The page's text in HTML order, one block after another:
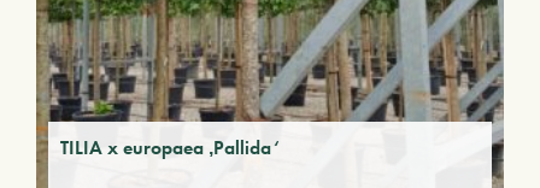
TILIA x europaea ‚Pallida‘